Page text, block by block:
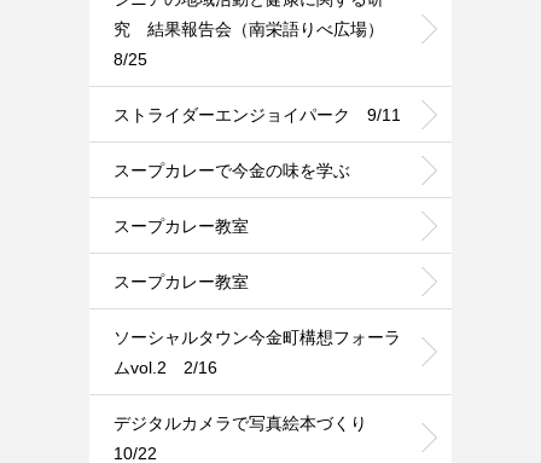
究 結果報告会（南栄語りべ広場）
8/25
ストライダーエンジョイパーク 9/11
スープカレーで今金の味を学ぶ
スープカレー教室
スープカレー教室
ソーシャルタウン今金町構想フォーラ
ムvol.2 2/16
デジタルカメラで写真絵本づくり
10/22